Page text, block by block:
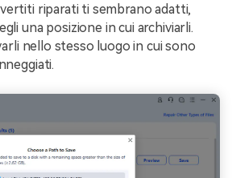
riparati ti sembrano adatti,
una posizione in cui archiviarli.
nello stesso luogo in cui sono